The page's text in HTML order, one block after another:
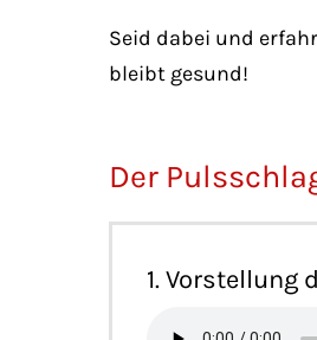
Seid dabei und
bleibt gesund!
Der
1. Vorstellung